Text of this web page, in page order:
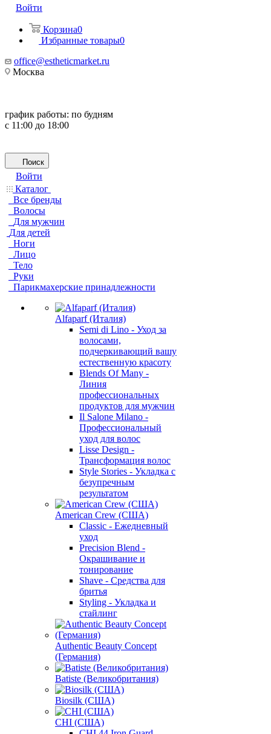
Войти
Корзина0
Избранные товары0
office@estheticmarket.ru
Москва
график работы: по будням
с 11:00 до 18:00
Поиск
Войти
Каталог
Все бренды
Волосы
Для мужчин
Для детей
Ноги
Лицо
Тело
Руки
Парикмахерские принадлежности
Alfaparf (Италия)
Semi di Lino - Уход за
волосами,
подчеркивающий вашу
естественную красоту
Blends Of Many -
Линия
профессиональных
продуктов для мужчин
Il Salone Milano -
Профессиональный
уход для волос
Lisse Design -
Трансформация волос
Style Stories - Укладка с
безупречным
результатом
American Crew (США)
Classic - Ежедневный
уход
Precision Blend -
Окрашивание и
тонирование
Shave - Средства для
бритья
Styling - Укладка и
стайлинг
Authentic Beauty Concept
(Германия)
Batiste (Великобритания)
Biosilk (США)
CHI (США)